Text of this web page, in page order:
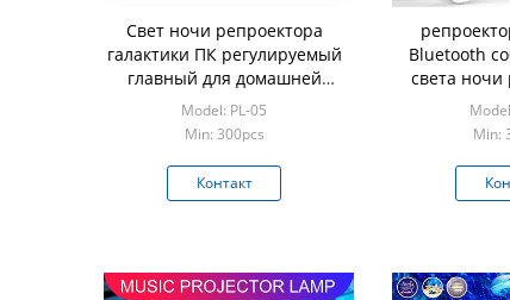
Свет ночи репроектора
галактики ПК регулируемый
главный для домашней
партии
Model: PL-05
Min: 300pcs
Контакт
Bluetooth
света ночи
Min: